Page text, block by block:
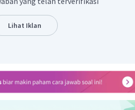
koefisien :
H :
Lihat Iklan